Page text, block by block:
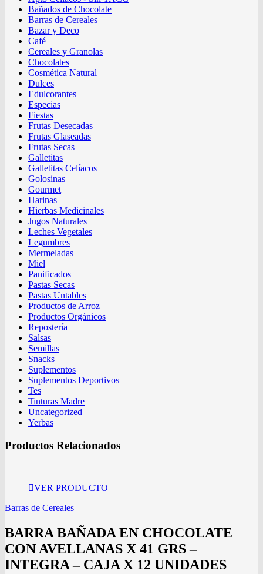
Bañados de Chocolate
Barras de Cereales
Bazar y Deco
Café
Cereales y Granolas
Chocolates
Cosmética Natural
Dulces
Edulcorantes
Especias
Fiestas
Frutas Desecadas
Frutas Glaseadas
Frutas Secas
Galletitas
Galletitas Celíacos
Golosinas
Gourmet
Harinas
Hierbas Medicinales
Jugos Naturales
Leches Vegetales
Legumbres
Mermeladas
Miel
Panificados
Pastas Secas
Pastas Untables
Productos de Arroz
Productos Orgánicos
Repostería
Salsas
Semillas
Snacks
Suplementos
Suplementos Deportivos
Tes
Tinturas Madre
Uncategorized
Yerbas
Productos Relacionados
VER PRODUCTO
Barras de Cereales
BARRA BAÑADA EN CHOCOLATE
CON AVELLANAS X 41 GRS –
INTEGRA – CAJA X 12 UNIDADES